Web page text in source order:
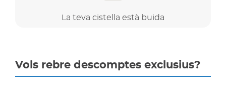
La teva cistella està buida
Vols rebre descomptes exclusius?